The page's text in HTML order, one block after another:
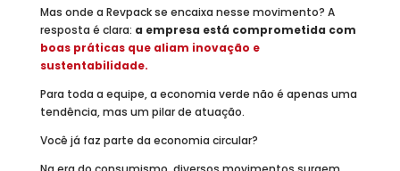
Mas onde a Revpack se encaixa nesse movimento? A
resposta é clara: a empresa está comprometida com
boas práticas que aliam inovação e
sustentabilidade.
Para toda a equipe, a economia verde não é apenas uma
tendência, mas um pilar de atuação.
Você já faz parte da economia circular?